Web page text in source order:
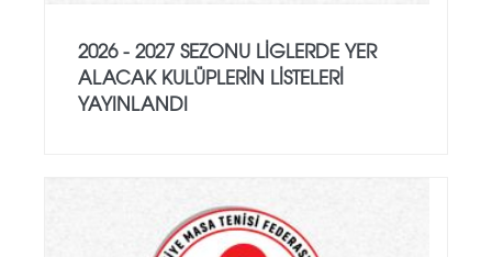
2026 - 2027 SEZONU LIGLERDE YER
ALACAK KULÜPLERIN LISTELERI
YAYINLANDI